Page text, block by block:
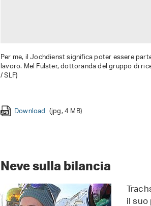
Per me, il Jochdienst significa poter essere
lavoro. Mel Fülster, dottoranda del gruppo di
/ SLF)
Download (jpg, 4 MB)
Neve sulla bilancia
il